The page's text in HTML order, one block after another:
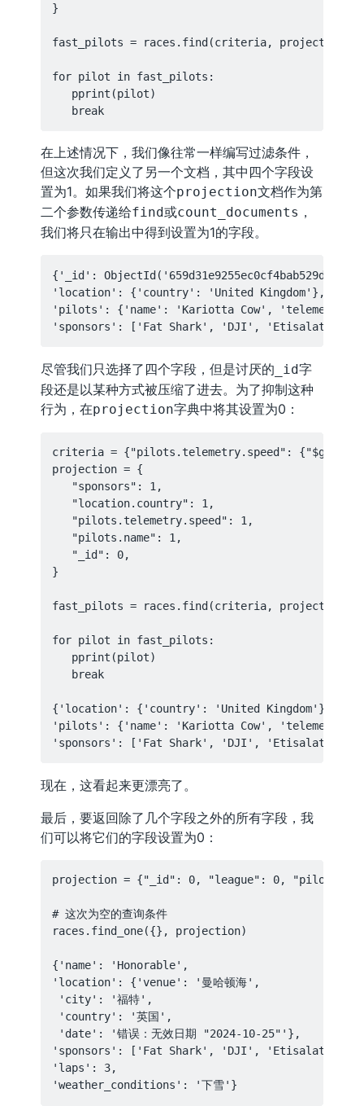
}
fast_pilots = races.find(criteria, projection)
for pilot in fast_pilots:
   pprint(pilot)
在上述情况下，我们像往常一样编写过滤条件，
但这次我们定义了另一个文档，其中四个字段设
置为1。如果我们将这个projection文档作为第
二个参数传递给find或count_documents ，
我们将只在输出中得到设置为1的字段。
{'_id': ObjectId('659d31e9255ec0cf4bab529d'),
'location': {'country': 'United Kingdom'},
'pilots': {'name': 'Kariotta Cow', 'telemetry':
尽管我们只选择了四个字段，但是讨厌的 _id字
段还是以某种方式被压缩了进去。为了抑制这种
行为，在projection字典中将其设置为0：
criteria = {"pilots.telemetry.speed": {"$gte":
projection = {
   "sponsors": 1,
   "location.country": 1,
   "pilots.telemetry.speed": 1,
   "pilots.name": 1,
   "_id": 0,
}
fast_pilots = races.find(criteria, projection)
for pilot in fast_pilots:
   pprint(pilot)
   break
{'location': {'country': 'United Kingdom'},
'pilots': {'name': 'Kariotta Cow', 'telemetry':
现在，这看起来更漂亮了。
最后，要返回除了几个字段之外的所有字段，我
们可以将它们的字段设置为0：
projection = {"_id": 0, "league": 0, "pilots":
# 这次为空的查询条件
races.find_one({}, projection)
{'name': 'Honorable',
'location': {'venue': '曼哈顿海',
'city': '福特',
'country': '英国',
'date': '错误：无效日期 "2024-10-25"'},
'sponsors': ['Fat Shark', 'DJI', 'Etisalat'],
'laps': 3,